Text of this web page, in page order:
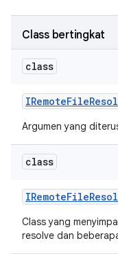
Class bertingkat
class
IRemoteFile
Argumen yang
class
IRemoteFile
Class yang
resolve dan